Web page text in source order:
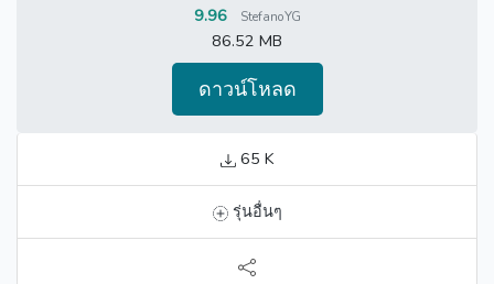
9.96 StefanoYG
86.52 MB
ดาวน์โหลด
65 K
รุ่นอื่นๆ